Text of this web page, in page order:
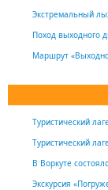
Экстремальный
Поход выходного
Маршрут
Туристический
Туристический
В Воркуте
Экскурсия